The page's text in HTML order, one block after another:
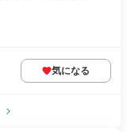
気になる